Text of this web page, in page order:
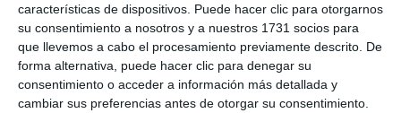
características de dispositivos. Puede hacer clic para otorgarnos
su consentimiento a nosotros y a nuestros 1731 socios para
que llevemos a cabo el procesamiento previamente descrito. De
forma alternativa, puede hacer clic para denegar su
consentimiento o acceder a información más detallada y
cambiar sus preferencias antes de otorgar su consentimiento.